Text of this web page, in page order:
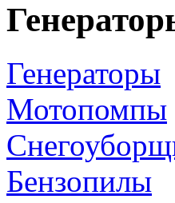
Генераторы
Мотопомпы
Бензопилы